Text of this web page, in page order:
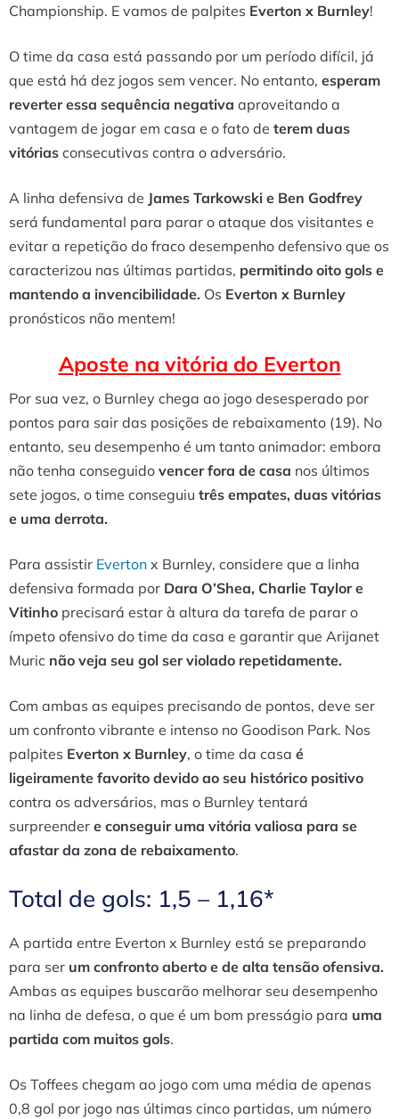
Championship. E vamos de palpites Everton x Burnley!
O time da casa está passando por um período difícil, já
que está há dez jogos sem vencer. No entanto, esperam
reverter essa sequência negativa aproveitando a
vantagem de jogar em casa e o fato de terem duas
vitórias consecutivas contra o adversário.
A linha defensiva de James Tarkowski e Ben Godfrey
será fundamental para parar o ataque dos visitantes e
evitar a repetição do fraco desempenho defensivo que os
caracterizou nas últimas partidas, permitindo oito gols e
mantendo a invencibilidade. Os Everton x Burnley
pronósticos não mentem!
Aposte na vitória do Everton
Por sua vez, o Burnley chega ao jogo desesperado por
pontos para sair das posições de rebaixamento (19). No
entanto, seu desempenho é um tanto animador: embora
não tenha conseguido vencer fora de casa nos últimos
sete jogos, o time conseguiu três empates, duas vitórias
e uma derrota.
Para assistir Everton x Burnley, considere que a linha
defensiva formada por Dara O’Shea, Charlie Taylor e
Vitinho precisará estar à altura da tarefa de parar o
ímpeto ofensivo do time da casa e garantir que Arijanet
Muric não veja seu gol ser violado repetidamente.
Com ambas as equipes precisando de pontos, deve ser
um confronto vibrante e intenso no Goodison Park. Nos
palpites Everton x Burnley, o time da casa é
ligeiramente favorito devido ao seu histórico positivo
contra os adversários, mas o Burnley tentará
surpreender e conseguir uma vitória valiosa para se
afastar da zona de rebaixamento.
Total de gols: 1,5 – 1,16*
A partida entre Everton x Burnley está se preparando
para ser um confronto aberto e de alta tensão ofensiva.
Ambas as equipes buscarão melhorar seu desempenho
na linha de defesa, o que é um bom presságio para uma
partida com muitos gols.
Os Toffees chegam ao jogo com uma média de apenas
0,8 gol por jogo nas últimas cinco partidas, um número